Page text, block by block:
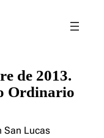
de 2013.
Ordinario
San Lucas